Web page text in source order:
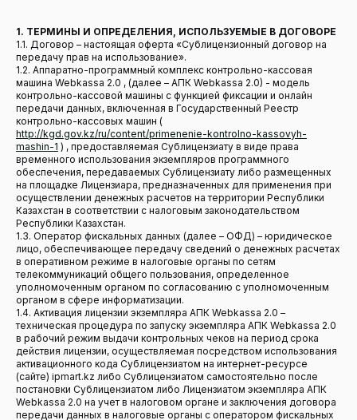
1. ТЕРМИНЫ И ОПРЕДЕЛЕНИЯ, ИСПОЛЬЗУЕМЫЕ В ДОГОВОРЕ
1.1. Договор – настоящая оферта «Сублицензионный договор на
передачу прав на использование».
1.2. Аппаратно-программный комплекс контрольно-кассовая
машина Webkassa 2.0 , (далее – АПК Webkassa 2.0) - модель
контрольно-кассовой машины с функцией фиксации и онлайн
передачи данных, включенная в Государственный Реестр
контрольно-кассовых машин (
http://kgd.gov.kz/ru/content/primenenie-kontrolno-kassovyh-
mashin-1 ) , предоставляемая Сублицензиату в виде права
временного использования экземпляров программного
обеспечения, передаваемых Сублицензиату либо размещенных
на площадке Лицензиара, предназначенных для применения при
осуществлении денежных расчетов на территории Республики
Казахстан в соответствии с налоговым законодательством
Республики Казахстан.
1.3. Оператор фискальных данных (далее – ОФД) – юридическое
лицо, обеспечивающее передачу сведений о денежных расчетах
в оперативном режиме в налоговые органы по сетям
телекоммуникаций общего пользования, определенное
уполномоченным органом по согласованию с уполномоченным
органом в сфере информатизации.
1.4. Активация лицензии экземпляра АПК Webkassa 2.0 –
техническая процедура по запуску экземпляра АПК Webkassa 2.0
в рабочий режим выдачи контрольных чеков на период срока
действия лицензии, осуществляемая посредством использования
активационного кода Сублицензиатом на интернет-ресурсе
(сайте) ipmart.kz либо Сублицензиатом самостоятельно после
постановки Сублицензиатом либо Лицензиатом экземпляра АПК
Webkassa 2.0 на учет в налоговом органе и заключения договора
передачи данных в налоговые органы с оператором фискальных